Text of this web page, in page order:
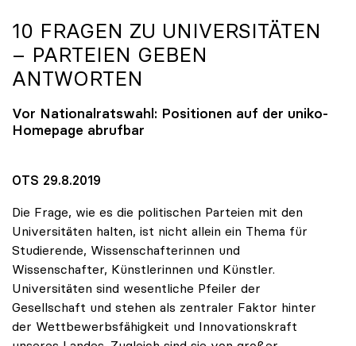
10 FRAGEN ZU UNIVERSITÄTEN
– PARTEIEN GEBEN
ANTWORTEN
Vor Nationalratswahl: Positionen auf der uniko-
Homepage abrufbar
OTS 29.8.2019
Die Frage, wie es die politischen Parteien mit den
Universitäten halten, ist nicht allein ein Thema für
Studierende, Wissenschafterinnen und
Wissenschafter, Künstlerinnen und Künstler.
Universitäten sind wesentliche Pfeiler der
Gesellschaft und stehen als zentraler Faktor hinter
der Wettbewerbsfähigkeit und Innovationskraft